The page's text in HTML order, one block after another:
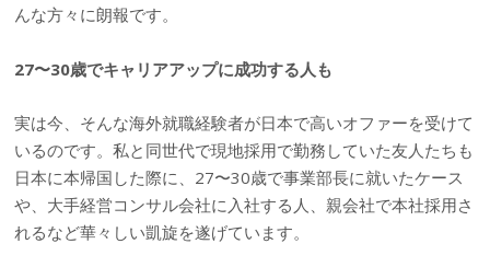
んな方々に朗報です。
27〜30歳でキャリアアップに成功する人も
実は今、そんな海外就職経験者が日本で高いオファーを受けて
いるのです。私と同世代で現地採用で勤務していた友人たちも
日本に本帰国した際に、27〜30歳で事業部長に就いたケース
や、大手経営コンサル会社に入社する人、親会社で本社採用さ
れるなど華々しい凱旋を遂げています。